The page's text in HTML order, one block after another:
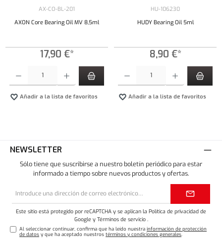
AX-CO-BL-201
AXON Core Bearing Oil MV 8,5ml
17,90 €*
Añadir a la lista de favoritos
HU-106230
HUDY Bearing Oil 5ml
8,90 €*
Añadir a la lista de favoritos
NEWSLETTER
Sólo tiene que suscribirse a nuestro boletín periódico para estar
informado a tiempo sobre nuevos productos y ofertas.
de
electrónico*
Este sitio está protegido por reCAPTCHA y se aplican la Política de privacidad de
Google y Términos de servicio.
Al seleccionar continuar, confirma que ha leído nuestrainformación de protección
de datos y que ha aceptado nuestrostérminos y condiciones generales.